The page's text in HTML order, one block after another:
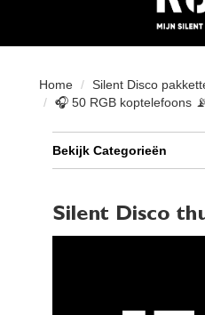
Home
Silent Disco
🎧 50 RGB koptelefoons
Bekijk Categorieën
Silent Disco